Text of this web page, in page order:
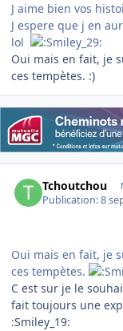
J aime bien vos
J espere que j en
lol
Oui mais en fait, je
ces tempètes. :)
Tchoutchou
Publication:8
Oui mais en fait, je
ces tempètes.
C est sur je le
fait toujours une
:Smiley_19: